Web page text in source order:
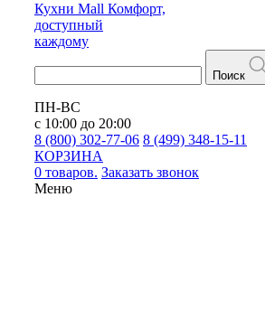
Кухни Mall Комфорт,
доступный
каждому
Поиск
ПН-ВС
с 10:00 до 20:00
8 (800) 302-77-06 8 (499) 348-15-11
КОРЗИНА
0 товаров. Заказать звонок
Меню